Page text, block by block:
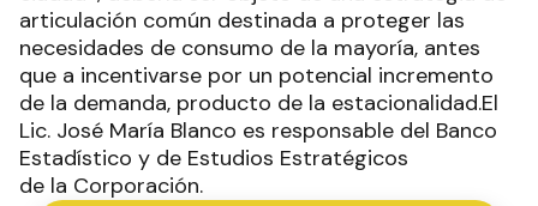
articulación común destinada a proteger las
necesidades de consumo de la mayoría, antes
que a incentivarse por un potencial incremento
de la demanda, producto de la estacionalidad.El
Lic. José María Blanco es responsable del Banco
Estadístico y de Estudios Estratégicos
de la Corporación.